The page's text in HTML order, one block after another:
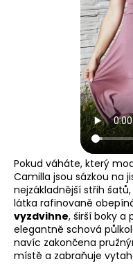
Pokud váháte, který
Camilla jsou sázkou na
nejzákladnější střih
látka rafinovaně
vyzdvihne, širší boky a
elegantně schová
navíc zakončena
místě a zabraňuje